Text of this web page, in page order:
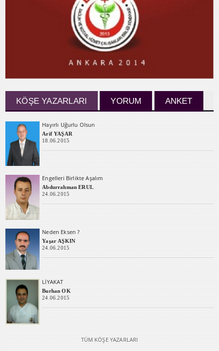
KÖŞE YAZARLARI YORUM ANKET
Hayırlı Uğurlu Olsun
Arif YAŞAR
18.06.2015
Engelleri Birlikte Aşalım
Abdurrahman ERUL
24.06.2015
Neden Eksen ?
Yaşar AŞKIN
24.06.2015
LİYAKAT
Burhan OK
24.06.2015
TÜM KÖŞE YAZARLARI